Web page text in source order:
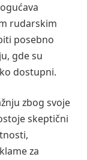
rudarskim
posebno
gde su
dostupni.
zbog svoje
skeptični
za